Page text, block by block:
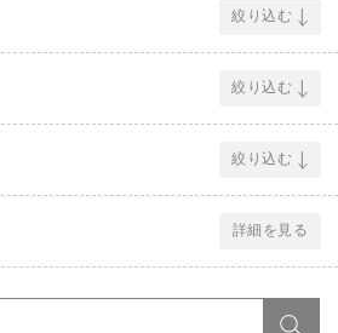
絞り込む
絞り込む
絞り込む
詳細を見る